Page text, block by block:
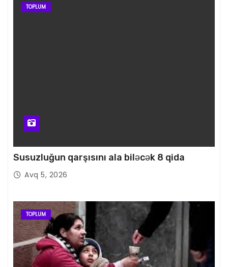
TOPLUM
Susuzluğun qarşısını ala biləcək 8 qida
Avq 5, 2026
TOPLUM